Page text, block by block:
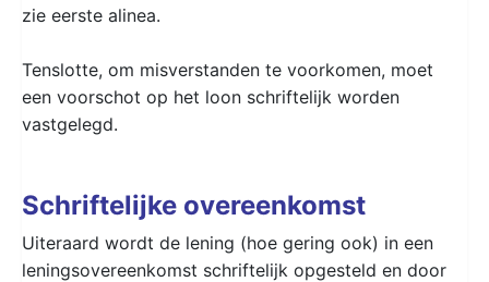
zie eerste alinea.
Tenslotte, om misverstanden te voorkomen, moet
een voorschot op het loon schriftelijk worden
vastgelegd.
Schriftelijke overeenkomst
Uiteraard wordt de lening (hoe gering ook) in een
leningsovereenkomst schriftelijk opgesteld en door